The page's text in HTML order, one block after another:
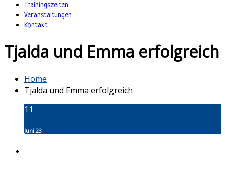
Trainingszeiten
Veranstaltungen
Kontakt
Tjalda und Emma erfolgreich
Home
Tjalda und Emma erfolgreich
11
Juni 23